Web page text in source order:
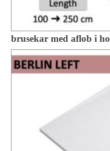
brusekar med aflob i